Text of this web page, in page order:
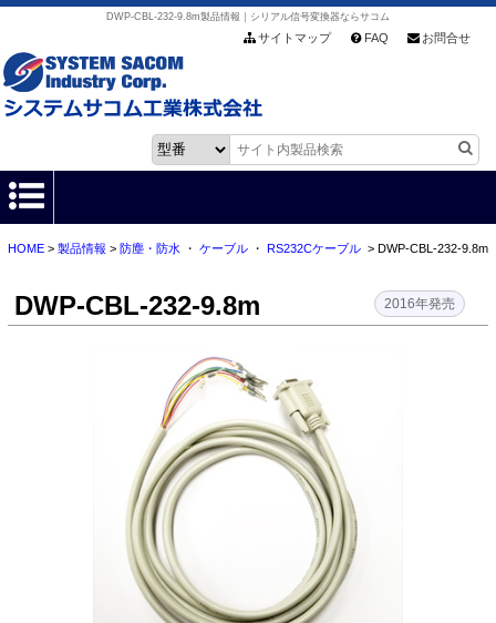
DWP-CBL-232-9.8m製品情報｜シリアル信号変換器ならサコム
サイトマップ FAQ お問合せ
HOME
製品情報
各種ダウンロード
お客様サポート
会社情報
HOME> 製品情報 > 防塵・防水 ・ ケーブル・ RS232Cケーブル> DWP-CBL-232-9.8m
DWP-CBL-232-9.8m 2016年発売